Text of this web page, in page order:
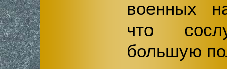
военных
что
большую